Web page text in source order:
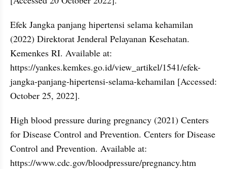
Efek Jangka panjang hipertensi selama kehamilan
(2022) Direktorat Jenderal Pelayanan Kesehatan.
Kemenkes RI. Available at:
https://yankes.kemkes.go.id/view_artikel/1541/efek-
jangka-panjang-hipertensi-selama-kehamilan [Accessed:
October 25, 2022].
High blood pressure during pregnancy (2021) Centers
for Disease Control and Prevention. Centers for Disease
Control and Prevention. Available at:
https://www.cdc.gov/bloodpressure/pregnancy.htm